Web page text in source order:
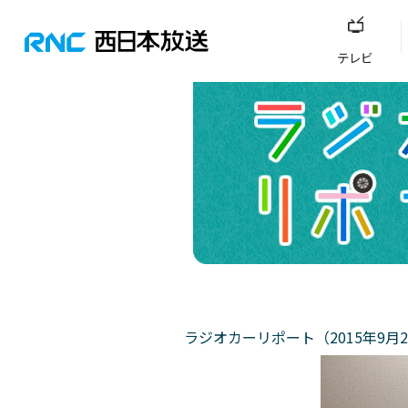
テレビ
ラジオカーリポート（2015年9月